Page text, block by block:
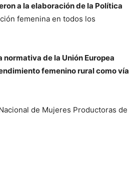
a la elaboración de la Política
femenina en todos los
de la Unión Europea
femenino rural como vía
de Mujeres Productoras de